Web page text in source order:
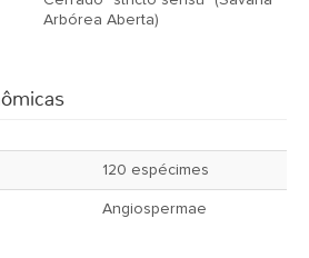
Arbórea Aberta)
120 espécimes
Angiospermae